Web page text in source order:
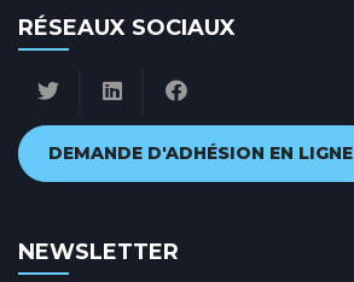
RÉSEAUX SOCIAUX
DEMANDE D'ADHÉSION EN LIGNE
NEWSLETTER